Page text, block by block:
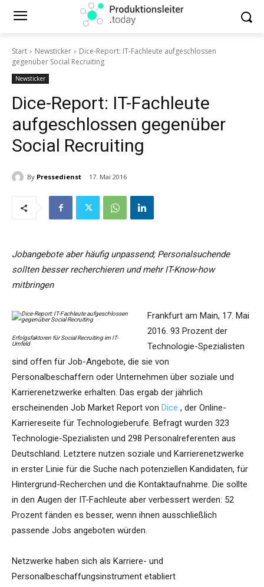
Start Newsticker
Dice-Report: IT-Fachleute aufgeschlossen
gegenüber Social Recruiting
Newsticker
Dice-Report: IT-Fachleute
aufgeschlossen gegenüber
Social Recruiting
By Pressedienst 17. Mai 2016
Jobangebote aber häufig unpassend; Personalsuchende
sollten besser recherchieren und mehr IT-Know-how
mitbringen
Erfolgsfaktoren für Social Recruiting im IT-
Umfeld
Frankfurt am Main, 17. Mai
2016. 93 Prozent der
Technologie-Spezialisten
sind offen für Job-Angebote, die sie von
Personalbeschaffern oder Unternehmen über soziale und
Karrierenetzwerke erhalten. Das ergab der jährlich
erscheinenden Job Market Report von Dice , der Online-
Karriereseite für Technologieberufe. Befragt wurden 323
Technologie-Spezialisten und 298 Personalreferenten aus
Deutschland. Letztere nutzen soziale und Karrierenetzwerke
in erster Linie für die Suche nach potenziellen Kandidaten, für
Hintergrund-Recherchen und die Kontaktaufnahme. Die sollte
in den Augen der IT-Fachleute aber verbessert werden: 52
Prozent fänden es besser, wenn ihnen ausschließlich
passende Jobs angeboten würden.
Netzwerke haben sich als Karriere- und
Personalbeschaffungsinstrument etabliert